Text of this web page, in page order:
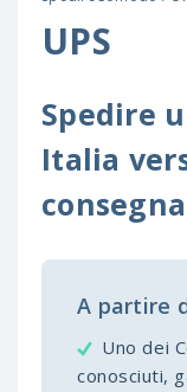
UPS
Spedire
Italia
consegna
A partire
Uno dei
conosciuti,